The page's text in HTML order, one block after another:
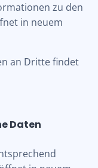
zu den
in neuem
an Dritte findet
Daten